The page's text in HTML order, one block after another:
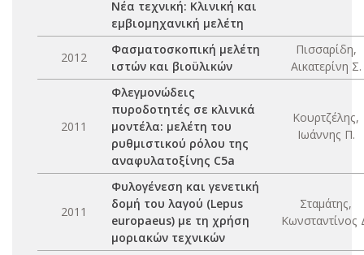
Νέα τεχνική: Κλινική και
εμβιομηχανική μελέτη
2012
Φασματοσκοπική μελέτη
ιστών και βιοϋλικών
Πισσαρίδη,
Αικατερίνη Σ.
2011
Φλεγμονώδεις
πυροδοτητές σε κλινικά
μοντέλα: μελέτη του
ρυθμιστικού ρόλου της
αναφυλατοξίνης C5a
Κουρτζέλης,
Ιωάννης Π.
2011
Φυλογένεση και γενετική
δομή του λαγού (Lepus
europaeus) με τη χρήση
μοριακών τεχνικών
Σταμάτης,
Κωνσταντίνος